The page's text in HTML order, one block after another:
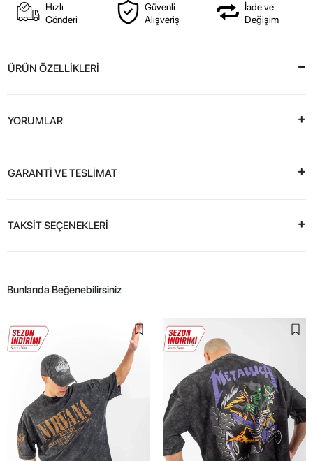
Hızlı
Gönderi
Güvenli
Alışveriş
İade ve
Değişim
ÜRÜN ÖZELLİKLERİ
YORUMLAR
GARANTİ VE TESLİMAT
TAKSİT SEÇENEKLERİ
Bunlarıda Beğenebilirsiniz